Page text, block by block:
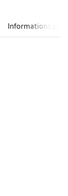
Informations